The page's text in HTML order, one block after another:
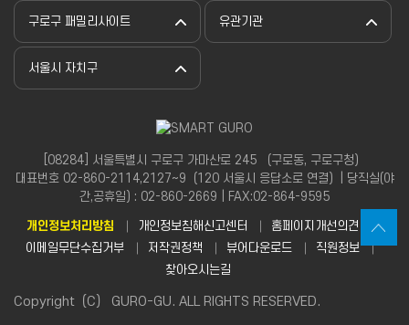
구로구 패밀리사이트 유관기관
서울시 자치구
[08284] 서울특별시 구로구 가마산로 245 （구로동, 구로구청）
대표번호 02-860-2114,2127~9（120 서울시 응답소로 연결）| 당직실(야
간,공휴일) : 02-860-2669 | FAX:02-864-9595
개인정보처리방침 개인정보침해신고센터
홈페이지개선의견
이메일무단수집거부
저작권정책 뷰어다운로드
직원정보
찾아오시는길
Copyright（C） GURO-GU. ALL RIGHTS RESERVED.